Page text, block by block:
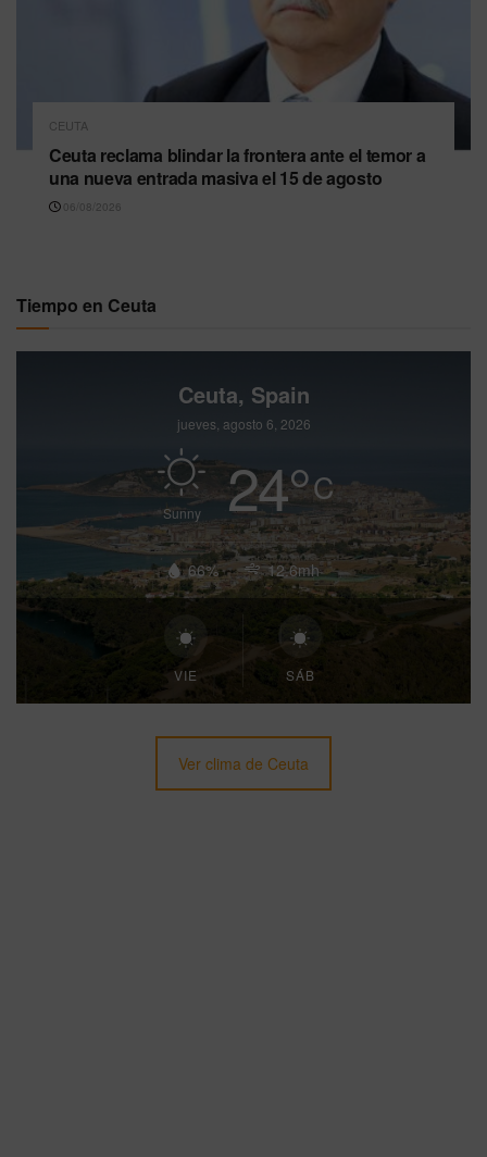
CEUTA
Ceuta reclama blindar la frontera ante el temor a
una nueva entrada masiva el 15 de agosto
06/08/2026
Tiempo en Ceuta
Ceuta, Spain
jueves, agosto 6, 2026
Sunny 24°C
66% 12.6mh
VIE SÁB
Ver clima de Ceuta